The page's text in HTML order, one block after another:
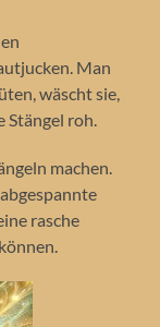
Man
wäscht sie,
Stängel roh.
machen.
rasche